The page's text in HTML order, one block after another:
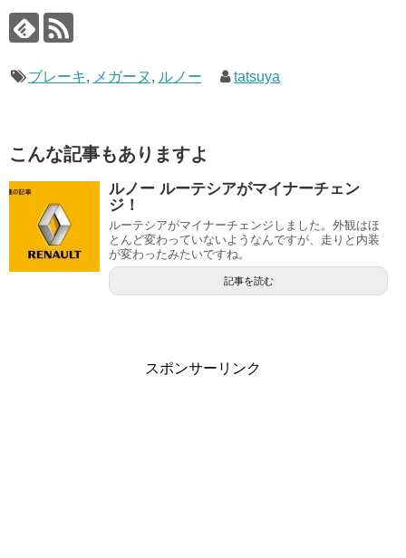
ブレーキ, メガーヌ , ルノー tatsuya
こんな記事もありますよ
ルノー ルーテシアがマイナーチェン
ジ！
ルーテシアがマイナーチェンジしました。外観はほ
とんど変わっていないようなんですが、走りと内装
が変わったみたいですね。
記事を読む
スポンサーリンク